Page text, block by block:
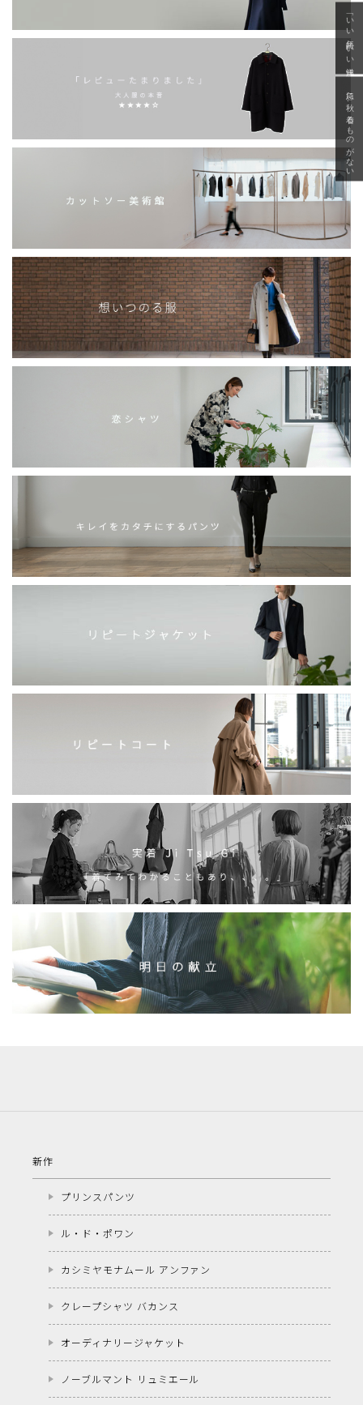
新作
プリンスパンツ
ル・ド・ポワン
カシミヤモナムール アンファン
クレープシャツ バカンス
オーディナリージャケット
ノーブルマント リュミエール
「いい年齢 いい洋服」
急に秋、着るものがない